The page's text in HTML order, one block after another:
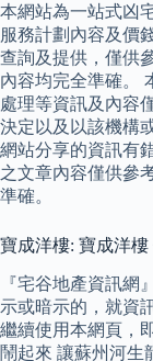
本網站為一站式凶
服務計劃內容及價
查詢及提供，僅供
內容均完全準確。
處理等資訊及內容
決定以及以該機構
網站分享的資訊有
之文章內容僅供參
準確。
寶成洋樓: 寶成洋樓
『宅谷地產資訊網
示或暗示的，就資
繼續使用本網頁，
鬧起來 讓蘇州河生